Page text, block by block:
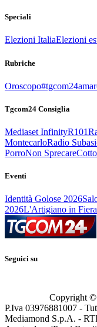
Speciali
Elezioni ItaliaElezioni
Rubriche
Oroscopo
Tgcom24 Consiglia
Mediaset InfinityR101
MontecarloRadio
PorroNon Sprecare
Eventi
Identità Golose 2026
2026L'Artigiano in
Seguici su
Copyright
P.Iva 03976881007 -
Mediamond S.p.A. -